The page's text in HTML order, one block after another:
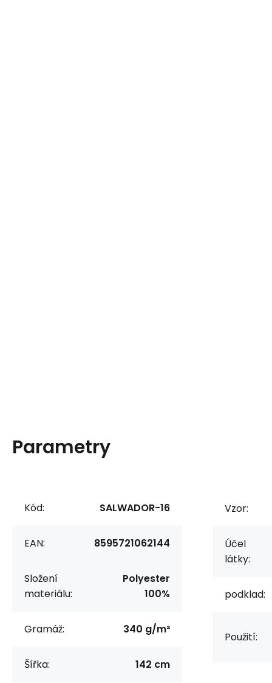
Parametry
Kód: SALWADOR-16
EAN: 8595721062144
Složení
materiálu:
Polyester
100%
Gramáž: 340 g/m²
Šířka: 142 cm
Vzor:
Účel
látky:
podklad:
Použití: